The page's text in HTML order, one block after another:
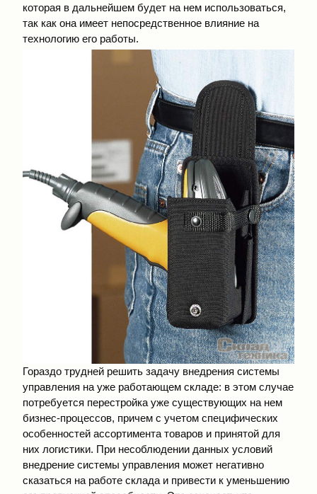
которая в дальнейшем будет на нем использоваться,
так как она имеет непосредственное влияние на
технологию его работы.
Гораздо трудней решить задачу внедрения системы
управления на уже работающем складе: в этом случае
потребуется перестройка уже существующих на нем
бизнес-процессов, причем с учетом специфических
особенностей ассортимента товаров и принятой для
них логистики. При несоблюдении данных условий
внедрение системы управления может негативно
сказаться на работе склада и привести к уменьшению